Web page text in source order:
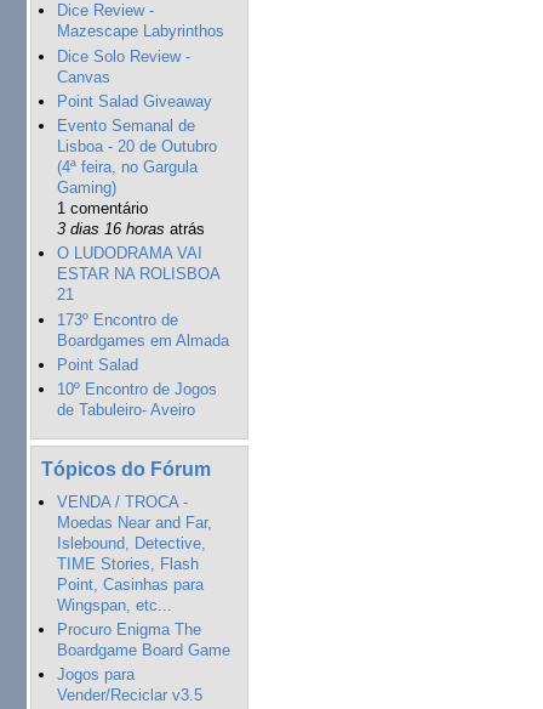
Dice Review -
Mazescape Labyrinthos
Dice Solo Review -
Canvas
Point Salad Giveaway
Evento Semanal de
Lisboa - 20 de Outubro
(4ª feira, no Gargula
Gaming)
1 comentário
3 dias 16 horas atrás
O LUDODRAMA VAI
ESTAR NA ROLISBOA
21
173º Encontro de
Boardgames em Almada
Point Salad
10º Encontro de Jogos
de Tabuleiro- Aveiro
Tópicos do Fórum
VENDA / TROCA -
Moedas Near and Far,
Islebound, Detective,
TIME Stories, Flash
Point, Casinhas para
Wingspan, etc...
Procuro Enigma The
Boardgame Board Game
Jogos para
Vender/Reciclar v3.5